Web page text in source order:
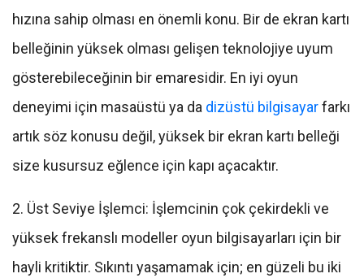
hızına sahip olması en önemli konu. Bir de ekran kartı
belleğinin yüksek olması gelişen teknolojiye uyum
gösterebileceğinin bir emaresidir. En iyi oyun
deneyimi için masaüstü ya da dizüstü bilgisayarfarkı
artık söz konusu değil, yüksek bir ekran kartı belleği
size kusursuz eğlence için kapı açacaktır.
2. Üst Seviye İşlemci: İşlemcinin çok çekirdekli ve
yüksek frekanslı modeller oyun bilgisayarları için bir
hayli kritiktir. Sıkıntı yaşamamak için; en güzeli bu iki